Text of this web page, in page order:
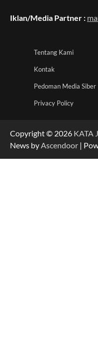
Iklan/Media Partner :
Tentang Kami
Kontak
Pedoman Media Siber
Privacy Policy
Copyright © 2026 KATA
News byAscendoor |